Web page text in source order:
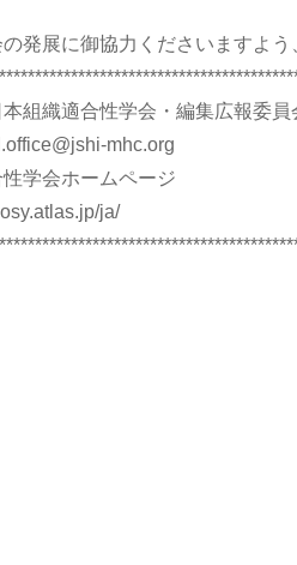
発展に御協力くださいますよう
組織適合性学会・編集広報委員
mhc.org
学会ホームページ
ja/